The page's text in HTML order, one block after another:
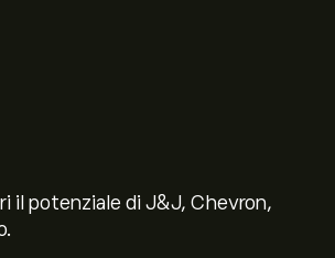
il potenziale di J&J, Chevron,